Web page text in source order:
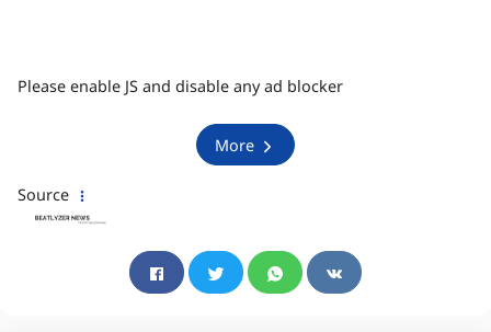
Please enable JS and disable any ad blocker
More
Source